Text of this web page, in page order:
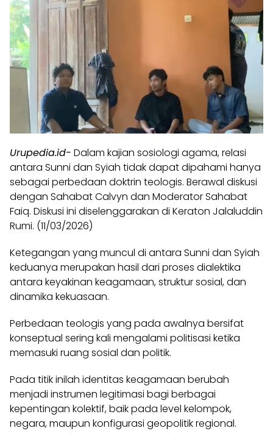
Urupedia.id- Dalam kajian sosiologi agama, relasi
antara Sunni dan Syiah tidak dapat dipahami hanya
sebagai perbedaan doktrin teologis. Berawal diskusi
dengan Sahabat Calvyn dan Moderator Sahabat
Faiq. Diskusi ini diselenggarakan di Keraton Jalaluddin
Rumi. (11/03/2026)
Ketegangan yang muncul di antara Sunni dan Syiah
keduanya merupakan hasil dari proses dialektika
antara keyakinan keagamaan, struktur sosial, dan
dinamika kekuasaan.
Perbedaan teologis yang pada awalnya bersifat
konseptual sering kali mengalami politisasi ketika
memasuki ruang sosial dan politik.
Pada titik inilah identitas keagamaan berubah
menjadi instrumen legitimasi bagi berbagai
kepentingan kolektif, baik pada level kelompok,
negara, maupun konfigurasi geopolitik regional.